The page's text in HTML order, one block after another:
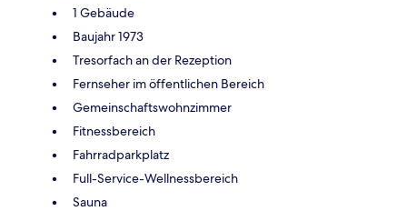
1 Gebäude
Baujahr 1973
Tresorfach an der Rezeption
Fernseher im öffentlichen Bereich
Gemeinschaftswohnzimmer
Fitnessbereich
Fahrradparkplatz
Full-Service-Wellnessbereich
Sauna